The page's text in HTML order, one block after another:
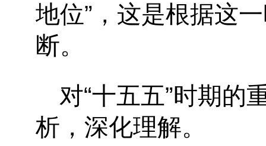
地位”，这是根据这
断。
对“十五五”时期的
析，深化理解。